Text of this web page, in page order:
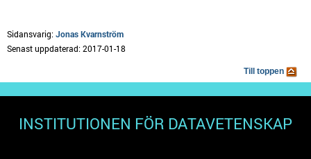
Sidansvarig:Jonas Kvarnström
Senast uppdaterad: 2017-01-18
Till toppen
INSTITUTIONEN FÖR DATAVETENSKAP